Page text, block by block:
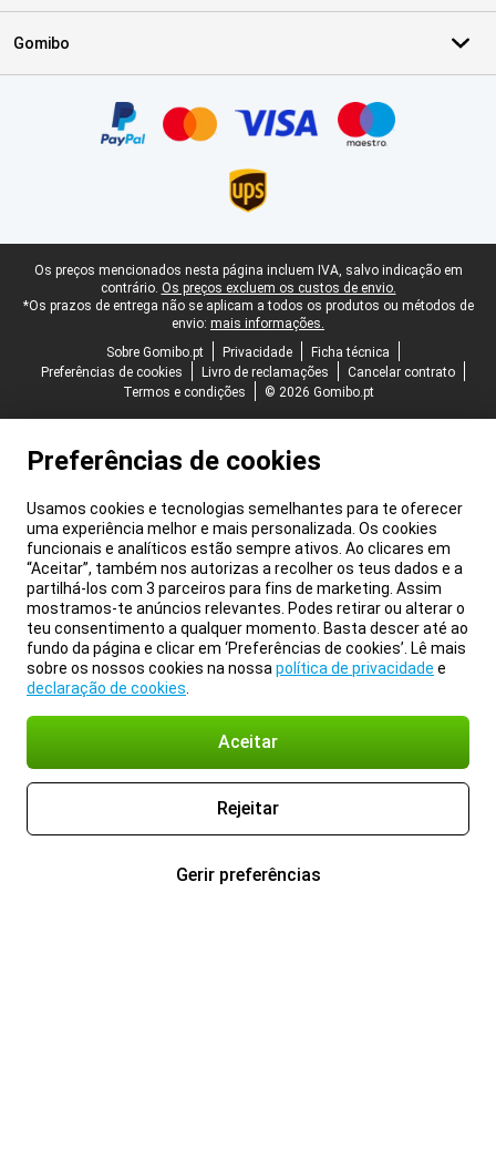
Gomibo
Rodapé legal
Os preços mencionados nesta página incluem IVA, salvo indicação em
contrário. Os preços excluem os custos de envio.
*Os prazos de entrega não se aplicam a todos os produtos ou métodos de
envio: mais informações.
Sobre Gomibo.pt
Privacidade
Ficha técnica
Preferências de cookies
Livro de reclamações
Cancelar contrato
Termos e condições
© 2026 Gomibo.pt
Preferências de cookies
Usamos cookies e tecnologias semelhantes para te oferecer
uma experiência melhor e mais personalizada. Os cookies
funcionais e analíticos estão sempre ativos. Ao clicares em
“Aceitar”, também nos autorizas a recolher os teus dados e a
partilhá-los com 3 parceiros para fins de marketing. Assim
mostramos-te anúncios relevantes. Podes retirar ou alterar o
teu consentimento a qualquer momento. Basta descer até ao
fundo da página e clicar em ‘Preferências de cookies’. Lê mais
sobre os nossos cookies na nossa política de privacidade e
declaração de cookies
Aceitar
Rejeitar
Gerir preferências